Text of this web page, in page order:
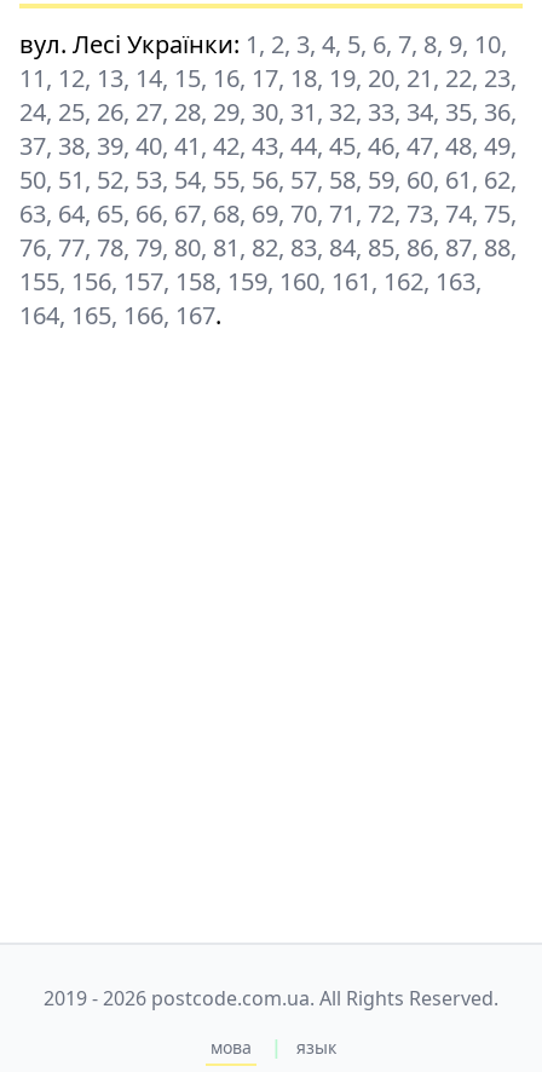
вул. Лесі Українки: 1, 2, 3, 4, 5, 6, 7, 8, 9, 10,
11, 12, 13, 14, 15, 16, 17, 18, 19, 20, 21, 22, 23,
24, 25, 26, 27, 28, 29, 30, 31, 32, 33, 34, 35, 36,
37, 38, 39, 40, 41, 42, 43, 44, 45, 46, 47, 48, 49,
50, 51, 52, 53, 54, 55, 56, 57, 58, 59, 60, 61, 62,
63, 64, 65, 66, 67, 68, 69, 70, 71, 72, 73, 74, 75,
76, 77, 78, 79, 80, 81, 82, 83, 84, 85, 86, 87, 88,
155, 156, 157, 158, 159, 160, 161, 162, 163,
164, 165, 166, 167.
2019 - 2026 postcode.com.ua. All Rights Reserved.
мова | язык